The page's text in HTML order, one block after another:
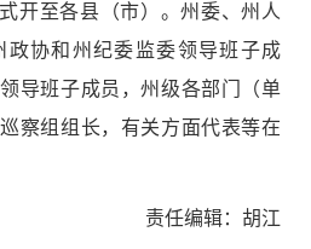
开至各县（市）。州委、州人
政协和州纪委监委领导班子成
导班子成员，州级各部门（单
察组组长，有关方面代表等在
责任编辑：胡江